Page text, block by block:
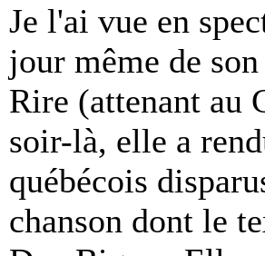
Je l'ai vue en
jour même de
Rire (attenant au
soir-là, elle a
québécois
chanson dont le